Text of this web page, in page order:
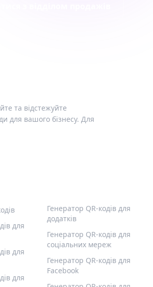
та відстежуйте
для вашого бізнесу. Для
для
для
для
Генератор QR-кодів для
додатків
Генератор QR-кодів для
соціальних мереж
Генератор QR-кодів для
Facebook